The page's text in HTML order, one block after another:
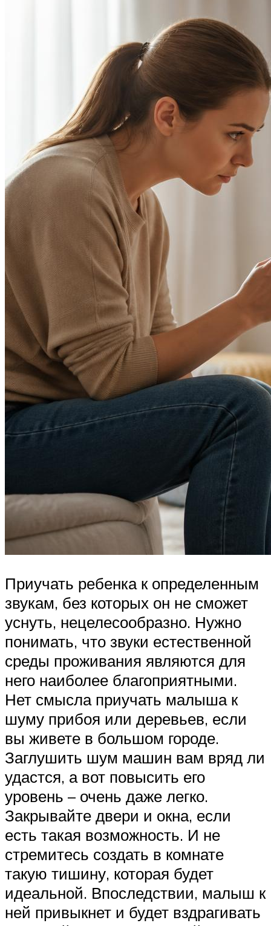
Приучать ребенка к определенным
звукам, без которых он не сможет
уснуть, нецелесообразно. Нужно
понимать, что звуки естественной
среды проживания являются для
него наиболее благоприятными.
Нет смысла приучать малыша к
шуму прибоя или деревьев, если
вы живете в большом городе.
Заглушить шум машин вам вряд ли
удастся, а вот повысить его
уровень – очень даже легко.
Закрывайте двери и окна, если
есть такая возможность. И не
стремитесь создать в комнате
такую тишину, которая будет
идеальной. Впоследствии, малыш к
ней привыкнет и будет вздрагивать